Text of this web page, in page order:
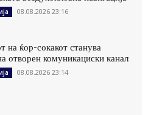
08.08.2026 23:16
на ќор-сокакот станува
отворен комуникациски канал
08.08.2026 23:14